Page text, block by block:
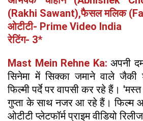
(Rakhi Sawant),फैसल मलिक
ओटीटी- Prime Video India
रेटिंग- 3*
Mast Mein Rehne Ka: अपनी
सिनेमा में सिक्का जमाने वाले
फिल्मी पर्दे पर वापसी कर रहे हैं।
गुप्ता के साथ नजर आ रहे हैं। फिल्म
ओटीटी प्लेटफॉर्म प्राइम वीडियो